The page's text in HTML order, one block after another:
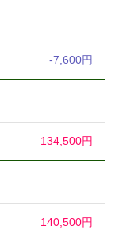
-7,600円
134,500円
140,500円